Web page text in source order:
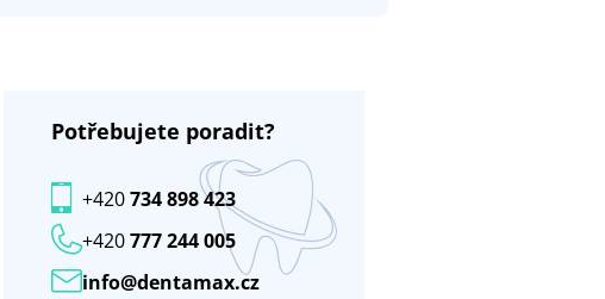
Potřebujete poradit?
info@dentamax.cz
+420777 244 005
+420734 898 423